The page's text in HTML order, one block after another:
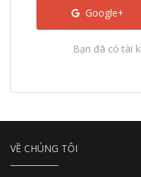
Google+
Bạn đã có tài
VỀ CHÚNG TÔI